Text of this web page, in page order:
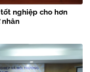
nghiệp cho hơn
nhân